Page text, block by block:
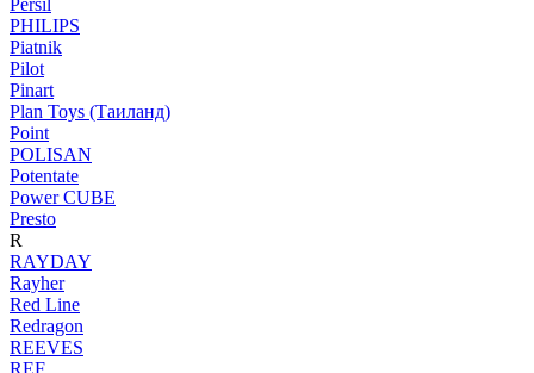
Persil
PHILIPS
Piatnik
Pilot
Pinart
Plan Toys (Таиланд)
Point
POLISAN
Potentate
Power CUBE
Presto
R
RAYDAY
Rayher
Red Line
Redragon
REEVES
REF